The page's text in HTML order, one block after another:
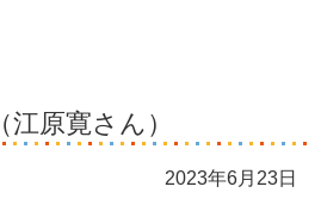
（江原寛さん）
2023年6月23日